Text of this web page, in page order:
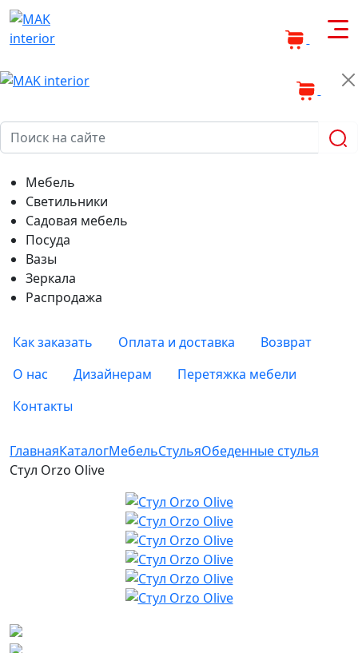
Мебель
Светильники
Садовая мебель
Посуда
Вазы
Зеркала
Распродажа
Как заказать Оплата и доставка
Возврат
О нас
Дизайнерам
Перетяжка мебели
Контакты
ГлавнаяКаталогМебельСтульяОбеденные стулья
Стул Orzo Olive